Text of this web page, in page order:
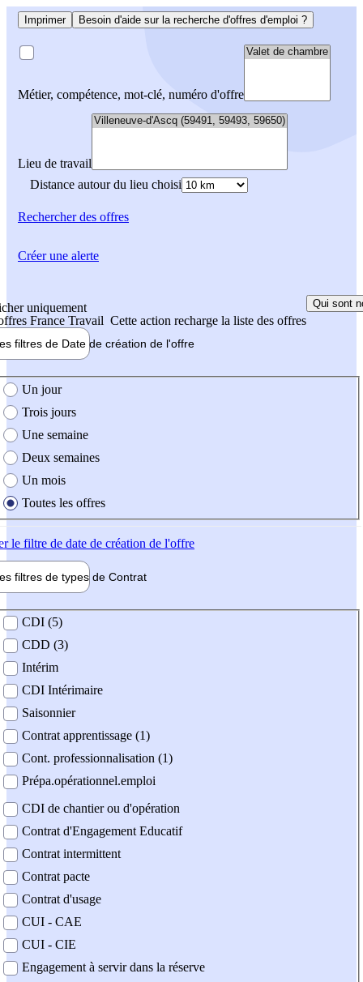
Imprimer Besoin d'aide sur la recherche d'offres d'emploi ?
Métier, compétence, mot-clé, numéro d'offre
Lieu de travail
Distance autour du lieu choisi
Rechercherdes offres
uniquement
France Travail Cette action recharge la liste des offres
Qui sont
filtres de Date de création de l'offre
création de l'offre
Un jour
Trois jours
Une semaine
Deux semaines
Un mois
Toutes les offres
le filtre de date de création de l'offre
filtres de types de Contrat
contrat
CDI (5)
CDD (3)
Intérim
CDI Intérimaire
Saisonnier
Contrat apprentissage (1)
Cont. professionnalisation (1)
Prépa.opérationnel.emploi
CDI de chantier ou d'opération
Contrat d'Engagement Educatif
Contrat intermittent
Contrat pacte
Contrat d'usage
CUI - CAE
CUI - CIE
Engagement à servir dans la réserve
Créer une alerte